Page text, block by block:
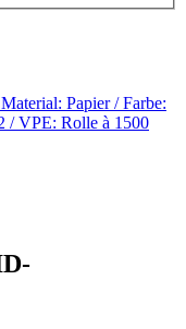
Papier / Farbe:
/ VPE: Rolle à 1500